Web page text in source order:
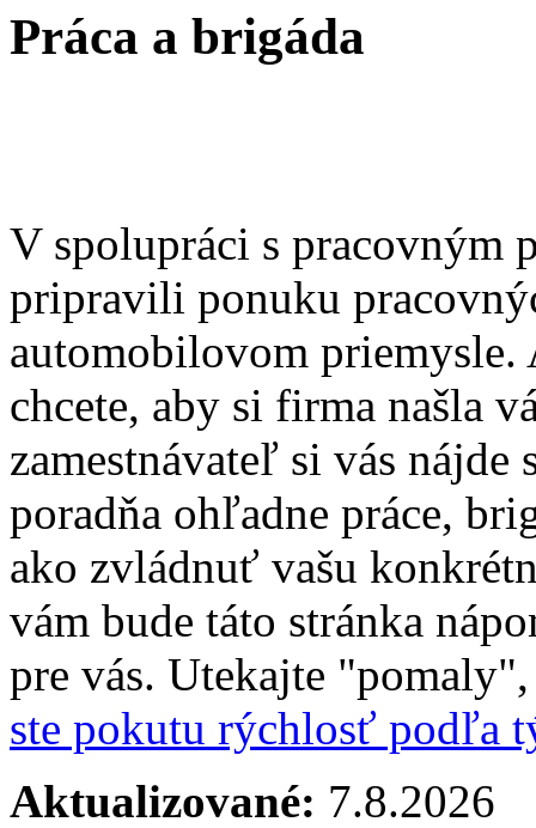
Práca a brigáda
V spolupráci s pracovným
pripravili ponuku
automobilovom priemysle.
chcete, aby si firma našla
zamestnávateľ si vás nájde
poradňa ohľadne práce,
ako zvládnuť vašu
vám bude táto stránka
pre vás. Utekajte
ste pokutu rýchlosť podľa
Aktualizované: 7.8.2026